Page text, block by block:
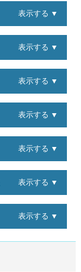
表示する ▼
表示する ▼
表示する ▼
表示する ▼
表示する ▼
表示する ▼
表示する ▼